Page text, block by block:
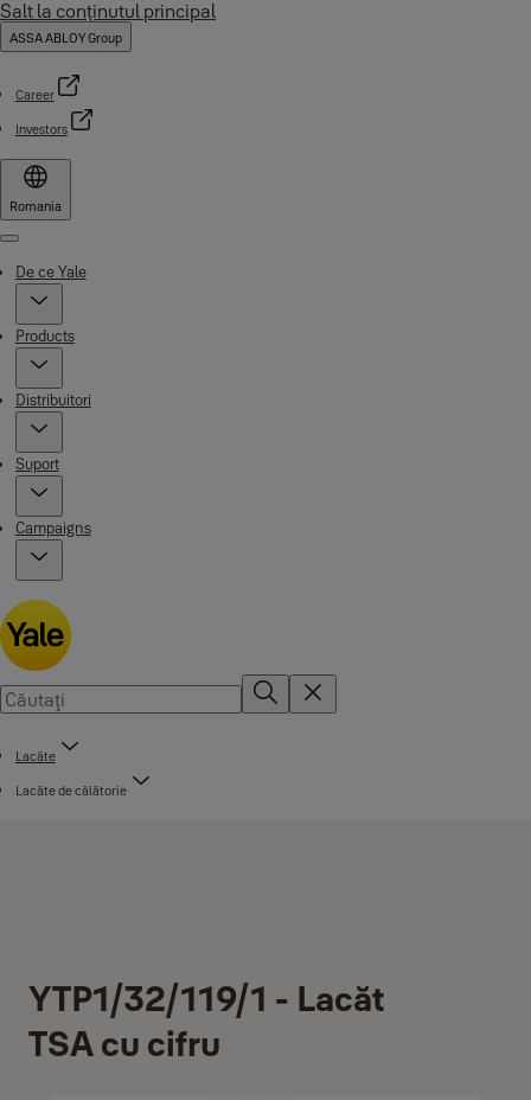
Salt la conţinutul principal
ASSA ABLOY Group
Career
Investors
Romania
Menu
De ce Yale
Products
Distribuitori
Suport
Campaigns
Lacăte
Lacăte de călătorie
YTP1/32/119/1 - Lacăt
TSA cu cifru